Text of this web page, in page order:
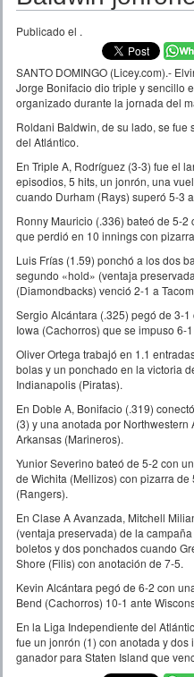
Publicado el .
SANTO DOMINGO (Licey.com).-
Jorge Bonifacio dio triple y sencillo
organizado durante la jornada del
Roldani Baldwin, de su lado, se
del Atlántico.
En Triple A, Rodríguez (3-3) fue el
episodios, 5 hits, un jonrón, una
cuando Durham (Rays) superó 5-3
Ronny Mauricio (.336) bateó de 5-
que perdió en 10 innings con
Luis Frías (1.59) ponchó a los dos
segundo «hold» (ventaja
(Diamondbacks) venció 2-1 a
Sergio Alcántara (.325) pegó de 3-
Iowa (Cachorros) que se impuso 6-
Oliver Ortega trabajó en 1.1
bolas y un ponchado en la victoria
Indianapolis (Piratas).
En Doble A, Bonifacio (.319)
(3) y una anotada por
Arkansas (Marineros).
Yunior Severino bateó de 5-2 con
de Wichita (Mellizos) con pizarra
(Rangers).
En Clase A Avanzada, Mitchell
(ventaja preservada) de la
boletos y dos ponchados cuando
Shore (Filis) con anotación de 7-5.
Kevin Alcántara pegó de 6-2 con
Bend (Cachorros) 10-1 ante
En la Liga Independiente del
fue un jonrón (1) con anotada y
ganador para Staten Island que